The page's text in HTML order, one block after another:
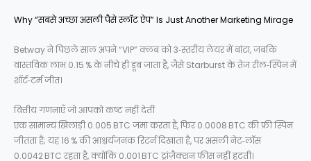
Why “सबसे अच्छा असली पैसे स्लॉट ऐप” Is Just Another Marketing Mirage
Betway ने पिछले साल अपने “VIP” क्लब को 3‑स्तरीय लेयर में बांटा, जबकि
वास्तविक लाभ 0.15 % के नीचे ही डूब जाता है, जैसे Starburst के तेज रील‑स्पिन में
शॉर्ट‑टर्म जीत।
वित्तीय गणनाएँ जो आपको कष्ट नहीं देतीं
एक सामान्य खिलाड़ी 0.005 BTC जमा करता है, फिर 0.0008 BTC की फ्री स्पिन
जीतता है; यह 16 % की आश्चर्यजनक रिटर्न दिखाता है, पर असली नेट‑लॉस
0.0042 BTC रहता है, क्योंकि 0.001 BTC ट्रांज़ैक्शन फीस नहीं हटती।